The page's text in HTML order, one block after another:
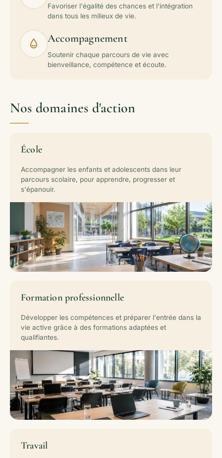
Favoriser l'égalité des chances et l'intégration
dans tous les milieux de vie.
Accompagnement
Soutenir chaque parcours de vie avec
bienveillance, compétence et écoute.
Nos domaines d'action
École
Accompagner les enfants et adolescents dans leur
parcours scolaire, pour apprendre, progresser et
s'épanouir.
Formation professionnelle
Développer les compétences et préparer l'entrée dans la
vie active grâce à des formations adaptées et
qualifiantes.
Travail